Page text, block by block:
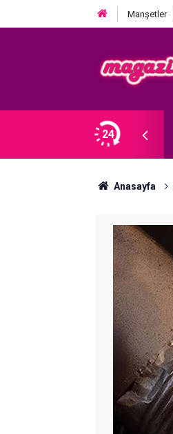
Manşetler
24
Bayraşa... SÜRPRİZ İŞ BİRLİĞİ!
Anasayfa